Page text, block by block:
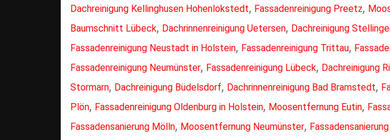
Dachreinigung Kellinghusen Hohenlokstedt, Fassadenreinigung Preetz,
Baumschnitt Lübeck, Dachrinnenreinigung Uetersen, Dachreinigung
Fassadenreinigung Neustadt in Holstein, Fassadenreinigung Trittau,
Fassadenreinigung Neumünster, Fassadenreinigung Lübeck, Dachreinigung
Stormarn, Dachreinigung Büdelsdorf, Dachrinnenreinigung Bad Bramstedt,
Plön, Fassadenreinigung Oldenburg in Holstein, Moosentfernung Eutin,
Fassadensanierung Mölln, Moosentfernung Neumünster,